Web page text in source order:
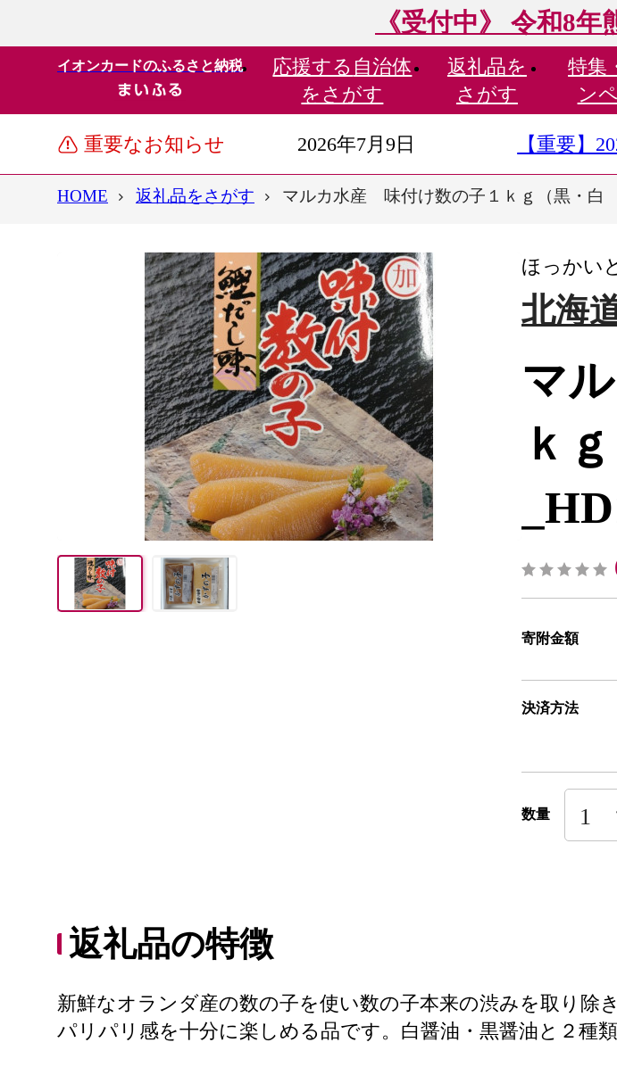
《受付中》 令和8
イオンカードのふるさと納税 応援する 自治体
をさがす
返礼品を
さがす
特集
ン
重要なお知らせ 2026年7月9日 【重要】
HOME 返礼品をさがす マルカ水産 味付け数の子１ｋｇ（黒・白
ほっかい
北海
マ
ｋ
寄附金額
決済方法
数量
返礼品の特徴
新鮮なオランダ産の数の子を使い数の子本来の渋みを取り
パリパリ感を十分に楽しめる品です。白醤油・黒醤油と２種